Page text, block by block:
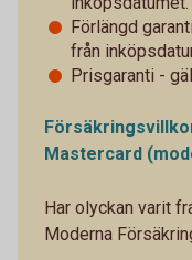
Förlängd
från
Prisgaranti -
Mastercard
Har olyckan varit
Moderna